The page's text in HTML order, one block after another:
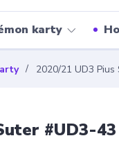
karty
2020/21 UD3
#UD3-